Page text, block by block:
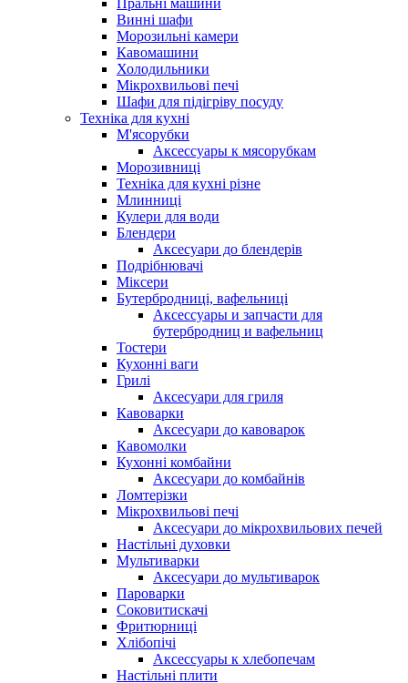
Пральні машини
Винні шафи
Морозильні камери
Кавомашини
Холодильники
Мікрохвильові печі
Шафи для підігріву посуду
Техніка для кухні
М'ясорубки
Аксессуары к мясорубкам
Морозивниці
Техніка для кухні різне
Млинниці
Кулери для води
Блендери
Аксесуари до блендерів
Подрібнювачі
Міксери
Бутербродниці, вафельниці
Аксессуары и запчасти для
бутербродниц и вафельниц
Тостери
Кухонні ваги
Грилі
Аксесуари для гриля
Кавоварки
Аксесуари до кавоварок
Кавомолки
Кухонні комбайни
Аксесуари до комбайнів
Ломтерізки
Мікрохвильові печі
Аксесуари до мікрохвильових печей
Настільні духовки
Мультиварки
Аксесуари до мультиварок
Пароварки
Соковитискачі
Фритюрниці
Хлібопічі
Аксессуары к хлебопечам
Настільні плити